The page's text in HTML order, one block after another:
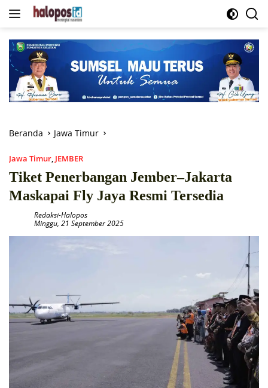
Langsung
Beranda Jawa Timur
Jawa Timur JEMBER
Tiket Penerbangan Jember–Jakarta
Maskapai Fly Jaya Resmi Tersedia
Redaksi-Halopos
Minggu, 21 September 2025